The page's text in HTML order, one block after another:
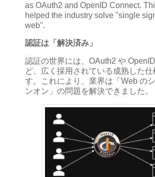
as OAuth2 and OpenID Connect.
helped the industry solve "single
web".
認証は「解決済み」
認証の世界には、OAuth2 や
ど、広く採用されている成熟した仕
す。これにより、業界は「Web の
ンオン」の問題を解決できました。